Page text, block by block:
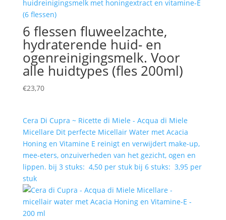
6 flessen fluweelzachte,
hydraterende huid- en
ogenreinigingsmelk. Voor
alle huidtypes (fles 200ml)
€23,70
Cera Di Cupra ~ Ricette di Miele - Acqua di Miele
Micellare Dit perfecte Micellair Water met Acacia
Honing en Vitamine E reinigt en verwijdert make-up,
mee-eters, onzuiverheden van het gezicht, ogen en
lippen. bij 3 stuks: 4,50 per stuk bij 6 stuks: 3,95 per
stuk